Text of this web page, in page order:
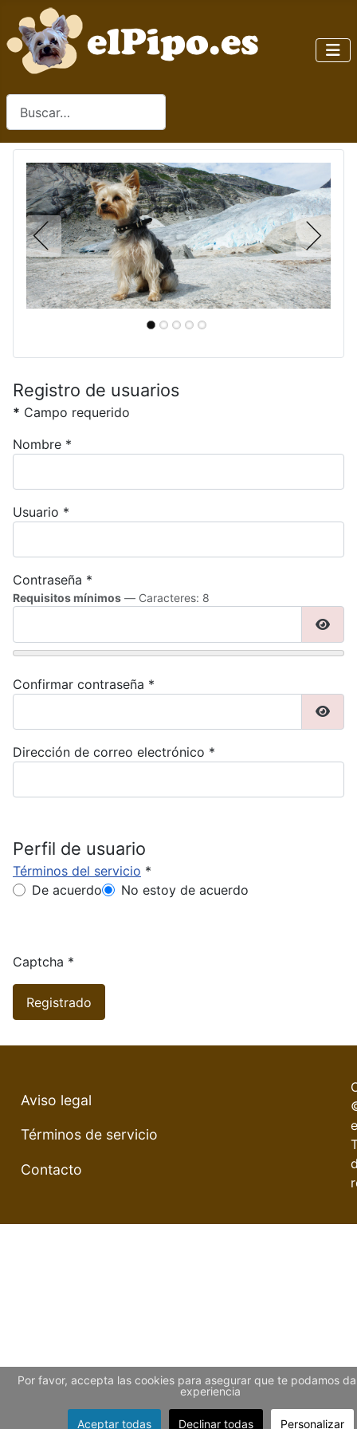
Registro de usuarios
* Campo requerido
Nombre *
Usuario *
Contraseña *
Requisitos mínimos — Caracteres: 8
Confirmar contraseña *
Dirección de correo electrónico *
Perfil de usuario
Términos del servicio *
Términos del servicio
De acuerdo No estoy de acuerdo
Captcha *
Registrado
Aviso legal
Términos de servicio
Contacto
Por favor, accepta las cookies para asegurar que te podamos
experiencia
Aceptar todas Declinar todas Personalizar